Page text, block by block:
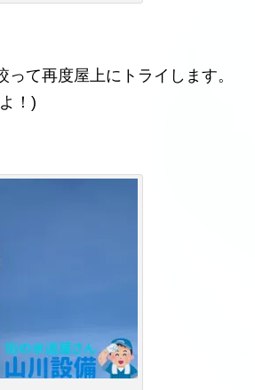
って再度屋上にトライします。
！)